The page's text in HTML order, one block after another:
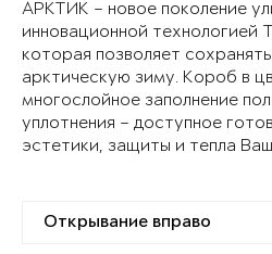
АРКТИК – новое поколение
инновационной
которая позволяет
арктическую зиму. Короб в
многослойное заполнение
уплотнения – доступное
эстетики, защиты и тепла